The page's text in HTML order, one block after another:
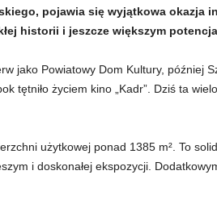
pojawia się wyjątkowa okazja
historii i jeszcze większym
jako Powiatowy Dom Kultury, później
tętniło życiem kino „Kadr”. Dziś ta
użytkowej ponad 1385 m². To
i doskonałej ekspozycji.